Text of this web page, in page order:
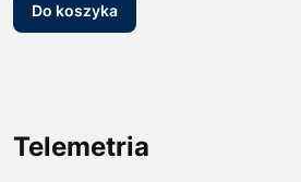
Do koszyka
Telemetria